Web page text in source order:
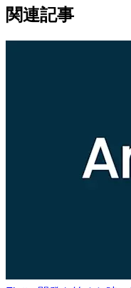
関連記事